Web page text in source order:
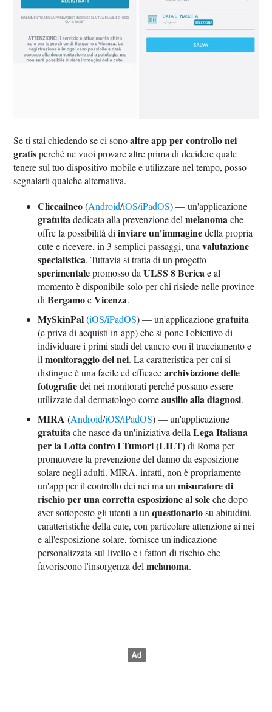
Se ti stai chiedendo se ci sonoaltre app per controllo nei
gratisperché ne vuoi provare altre prima di decidere quale
tenere sul tuo dispositivo mobile e utilizzare nel tempo, posso
segnalarti qualche alternativa.
Cliccailneo(Android/iOS/iPadOS) — un'applicazione
gratuitadedicata alla prevenzione delmelanomache
offre la possibilità diinviare un'immaginedella propria
cute e ricevere, in 3 semplici passaggi, unavalutazione
specialistica. Tuttavia si tratta di un progetto
sperimentalepromosso daULSS 8 Bericae al
momento è disponibile solo per chi risiede nelle province
diBergamoeVicenza.
MySkinPal(iOS/iPadOS) — un'applicazionegratuita
(e priva di acquisti in-app) che si pone l'obiettivo di
individuare i primi stadi del cancro con il tracciamento e
ilmonitoraggio dei nei. La caratteristica per cui si
distingue è una facile ed efficacearchiviazione delle
fotografiedei nei monitorati perché possano essere
utilizzate dal dermatologo comeausilio alla diagnosi.
MIRA (Android/iOS/iPadOS) — un'applicazione
gratuitache nasce da un'iniziativa dellaLega Italiana
per la Lotta contro i Tumori (LILT)di Roma per
promuovere la prevenzione del danno da esposizione
solare negli adulti. MIRA, infatti, non è propriamente
un'app per il controllo dei nei ma unmisuratore di
rischio per una corretta esposizione al soleche dopo
aver sottoposto gli utenti a unquestionariosu abitudini,
caratteristiche della cute, con particolare attenzione ai nei
e all'esposizione solare, fornisce un'indicazione
personalizzata sul livello e i fattori di rischio che
favoriscono l'insorgenza delmelanoma.